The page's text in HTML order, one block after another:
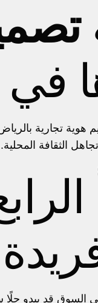
هوية تجارية
الثقافة
السوق قد يبدو حلًا